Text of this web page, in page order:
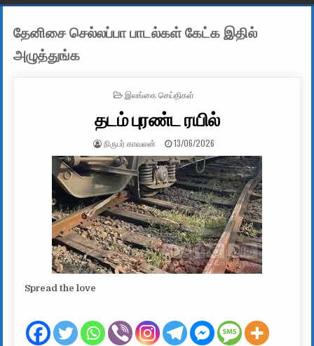
தேனிசை செல்லப்பா பாடல்கள் கேட்க இதில்
அழுத்துங்க
POSTED IN
இலங்கை செய்திகள்
தடம் புரண்ட ரயில்
AUTHOR:
நிருபர் காவலன் PUBLISHED DATE:
13/06/2026
Spread the love